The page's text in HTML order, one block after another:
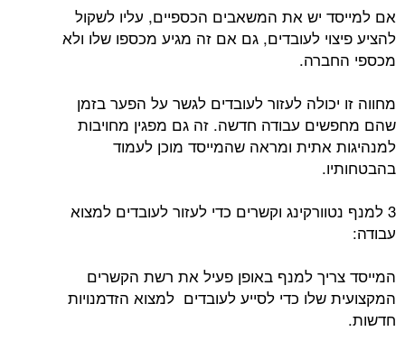
אם למייסד יש את המשאבים הכספיים, עליו לשקול
להציע פיצוי לעובדים, גם אם זה מגיע מכספו שלו ולא
מכספי החברה.
מחווה זו יכולה לעזור לעובדים לגשר על הפער בזמן
שהם מחפשים עבודה חדשה. זה גם מפגין מחויבות
למנהיגות אתית ומראה שהמייסד מוכן לעמוד
בהבטחותיו.
3 למנף נטוורקינג וקשרים כדי לעזור לעובדים למצוא
עבודה:
המייסד צריך למנף באופן פעיל את רשת הקשרים
המקצועית שלו כדי לסייע לעובדים למצוא הזדמנויות
חדשות.